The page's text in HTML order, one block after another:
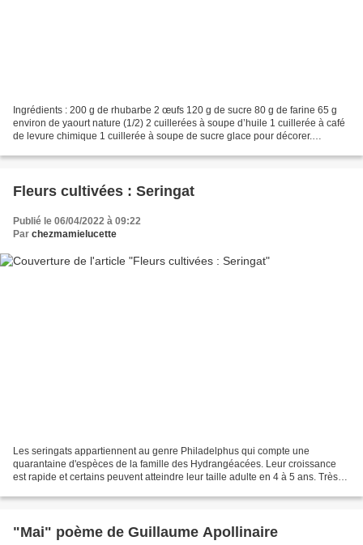
Ingrédients : 200 g de rhubarbe 2 œufs 120 g de sucre 80 g de farine 65 g
environ de yaourt nature (1/2) 2 cuillerées à soupe d’huile 1 cuillerée à café
de levure chimique 1 cuillerée à soupe de sucre glace pour décorer.
Fleurs cultivées : Seringat
Publié le 06/04/2022 à 09:22
Par chezmamielucette
Les seringats appartiennent au genre Philadelphus qui compte une
quarantaine d'espèces de la famille des Hydrangéacées. Leur croissance
est rapide et certains peuvent atteindre leur taille adulte en 4 à 5 ans. Très
"Mai" poème de Guillaume Apollinaire